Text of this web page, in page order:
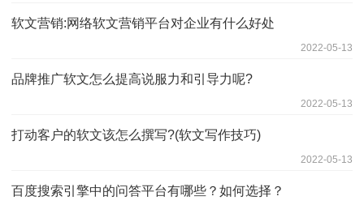
软文营销:网络软文营销平台对企业有什么好处
2022-05-13
品牌推广软文怎么提高说服力和引导力呢?
2022-05-13
打动客户的软文该怎么撰写?(软文写作技巧)
2022-05-13
百度搜索引擎中的问答平台有哪些？如何选择？